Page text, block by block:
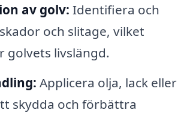
av golv: Identifiera och
och slitage, vilket
golvets livslängd.
Applicera olja, lack eller
skydda och förbättra